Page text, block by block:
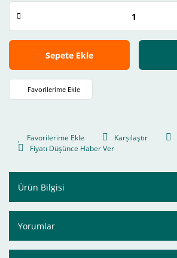
Sepete Ekle
Karşılaştır
Fiyatı Düşünce Haber Ver
Ürün Bilgisi
Yorumlar